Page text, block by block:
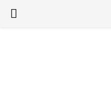
PRIMARY